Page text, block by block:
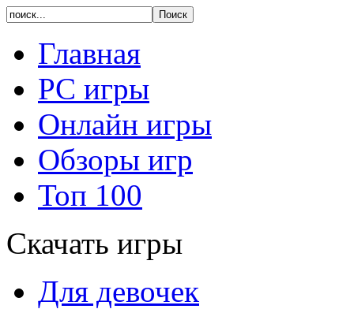
Главная
PC игры
Онлайн игры
Обзоры игр
Топ 100
Скачать игры
Для девочек